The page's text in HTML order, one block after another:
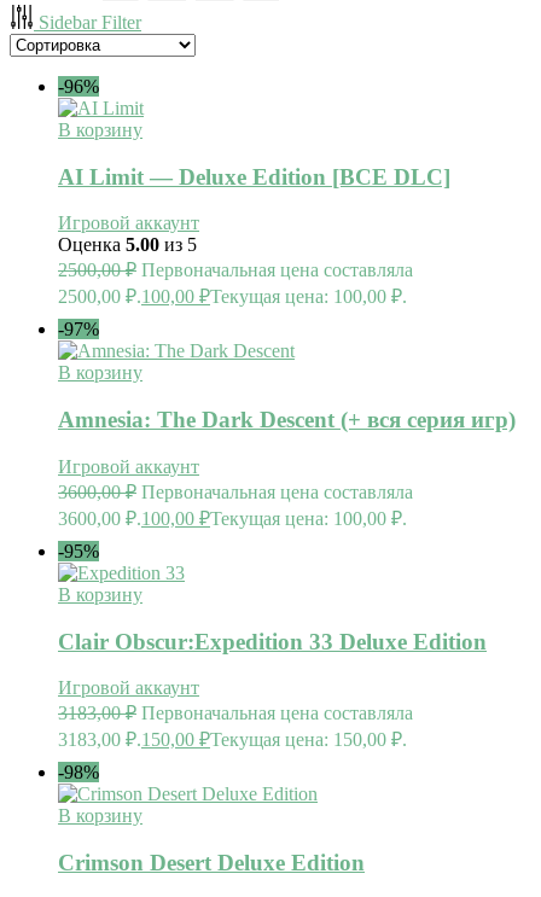
Sidebar Filter
-96%
В корзину
AI Limit — Deluxe Edition [ВСЕ DLC]
Игровой аккаунт
Оценка 5.00 из 5
2500,00₽ Первоначальная цена составляла
2500,00 ₽.100,00 ₽Текущая цена: 100,00 ₽.
-97%
В корзину
Amnesia: The Dark Descent (+ вся серия игр)
Игровой аккаунт
3600,00₽ Первоначальная цена составляла
3600,00 ₽.100,00 ₽Текущая цена: 100,00 ₽.
-95%
В корзину
Clair Obscur:Expedition 33 Deluxe Edition
Игровой аккаунт
3183,00₽ Первоначальная цена составляла
3183,00 ₽.150,00 ₽Текущая цена: 150,00 ₽.
-98%
В корзину
Crimson Desert Deluxe Edition